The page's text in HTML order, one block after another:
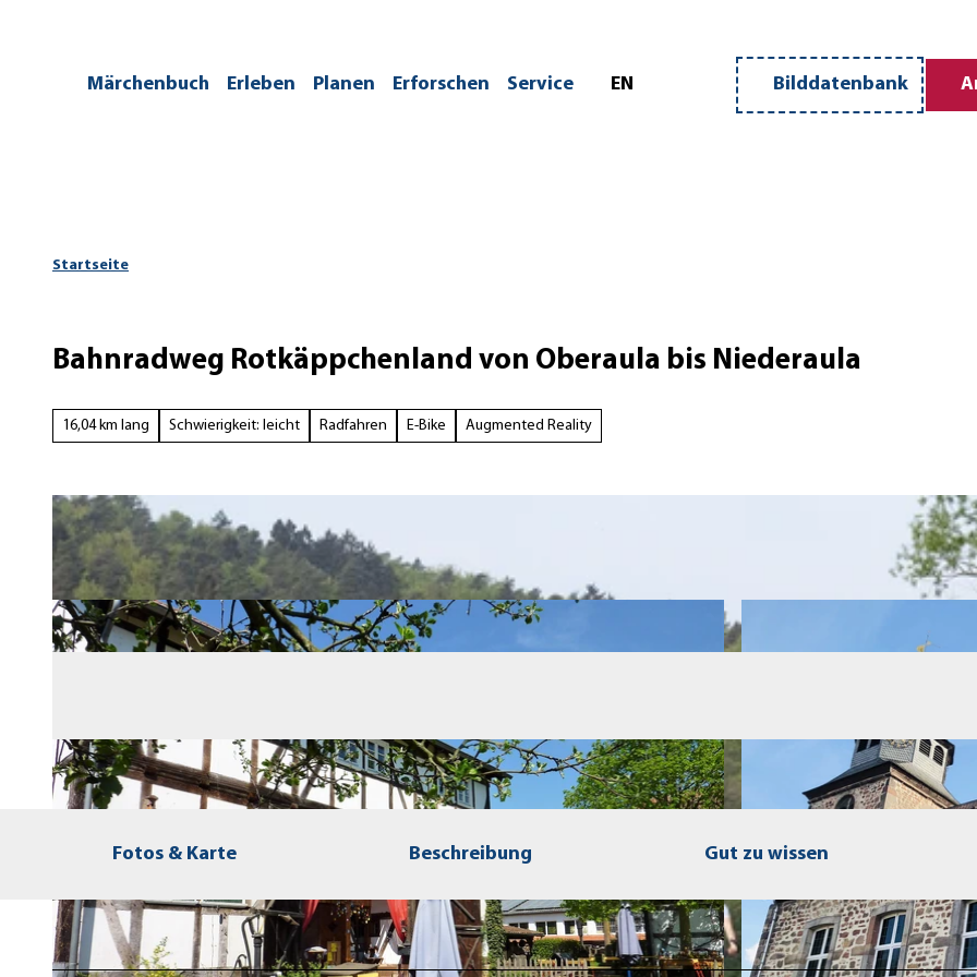
Märchenbuch Erleben Planen Erforschen Service EN
Merkzettel
Suche
Bilddatenbank
Startseite
Bahnradweg Rotkäppchenland von Oberaula bis Niederaula
16,04 km lang Schwierigkeit: leicht Radfahren E-Bike Augmented Reality
Fotos & Karte Beschreibung Gut zu wissen